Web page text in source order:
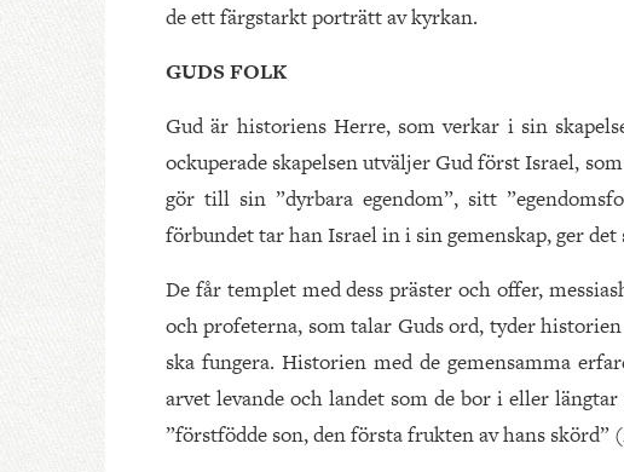
de ett färgstarkt porträtt av kyrkan.
GUDS FOLK
Gud är historiens Herre, som verkar i sin
ockuperade skapelsen utväljer Gud först Israel,
gör till sin ”dyrbara egendom”, sitt
förbundet tar han Israel in i sin gemenskap, ger det
De får templet med dess präster och offer,
och profeterna, som talar Guds ord, tyder
ska fungera. Historien med de gemensamma
arvet levande och landet som de bor i eller
”förstfödde son, den första frukten av hans skörd”